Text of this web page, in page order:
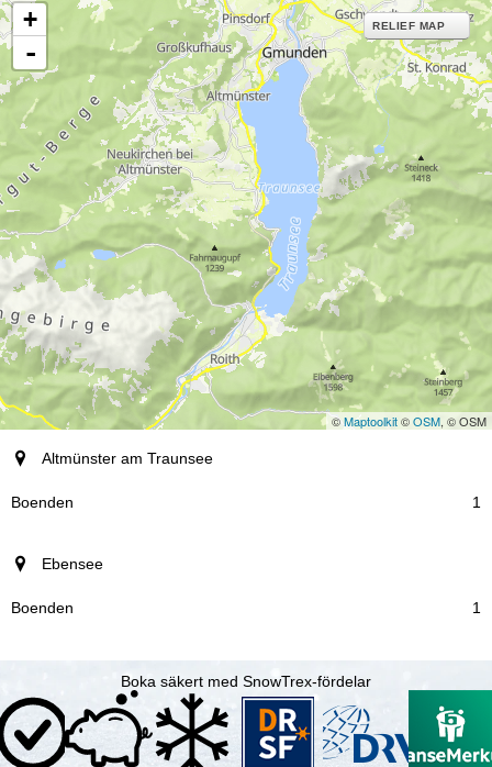
+
-
RELIEF MAP
©Maptoolkit©OSM, © OSM
ort
Boenden
Altmünster am Traunsee
1
Ebensee
1
Boka säkert med SnowTrex-fördelar